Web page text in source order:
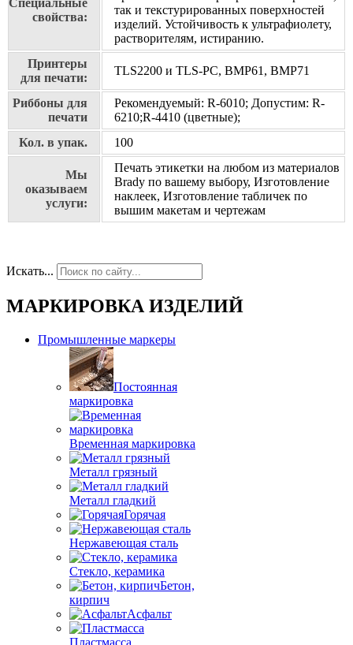
Специальные
свойства:
так и текстурированных поверхностей
изделий. Устойчивость к ультрафиолету,
растворителям, истиранию.
Принтеры
для печати:
TLS2200 и TLS-PC, BMP61, BMP71
Риббоны для
печати
Рекомендуемый: R-6010; Допустим: R-
6210;R-4410 (цветные);
Кол. в упак.
100
Мы
оказываем
услуги:
Печать этикетки на любом из материалов
Brady по вашему выбору, Изготовление
наклеек, Изготовление табличек по
вышим макетам и чертежам
Искать...
МАРКИРОВКА ИЗДЕЛИЙ
Промышленные маркеры
Постоянная
маркировка
Временная маркировка
Металл грязный
Металл гладкий
Горячая
Нержавеющая сталь
Стекло, керамика
Бетон,
кирпич
Асфальт
Пластмасса